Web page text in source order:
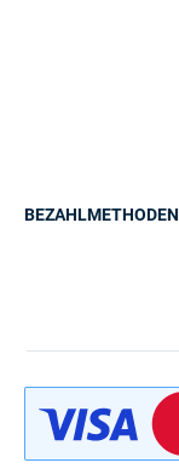
BEZAHLMETHODEN